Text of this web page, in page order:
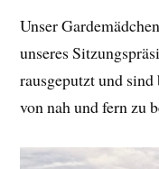
Unser
unseres
rausgeputzt und sind
von nah und fern zu